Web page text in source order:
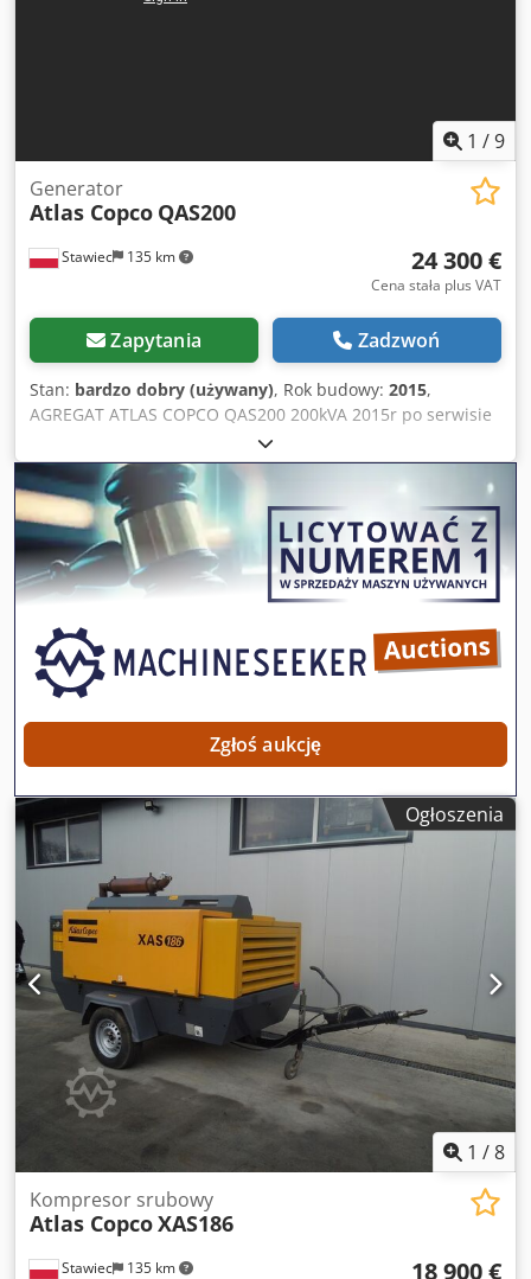
1 /9
Stawiec 135 km
Generator
Atlas Copco QAS200
24 300 €
Cena stała plus VAT
Zapytania Zadzwoń
Stan: bardzo dobry (używany), Rok budowy: 2015,
AGREGAT ATLAS COPCO QAS200 200kVA 2015r po serwisie
Dane techniczne: Moc 200 kVA (160kW); rok produkcji 2015;
Csdpfx Ajzp H T Hsczeha silnik;VOLVO PENTA przebieg:
3705 godzin Agregat w pełni sprawny cena netto: 105000 zł
cena brutto: 129150 zł Link do video poniżej
Zgłoś aukcję
Ogłoszenia
1 /8
Stawiec 135 km
Kompresor srubowy
Atlas CopcoXAS186
18 900 €